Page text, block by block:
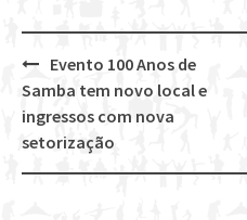
Post
navigation
Evento 100 Anos de
Samba tem novo local e
ingressos com nova
setorização